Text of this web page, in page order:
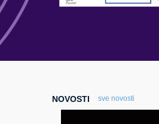
NOVOSTI sve novosti